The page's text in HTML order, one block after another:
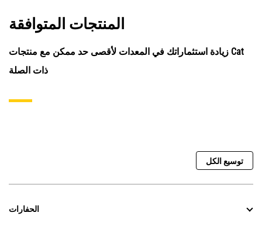
المنتجات المتوافقة
زيادة استثماراتك في المعدات لأقصى حد ممكن مع منتجات Cat
ذات الصلة
توسيع الكل
الحفارات